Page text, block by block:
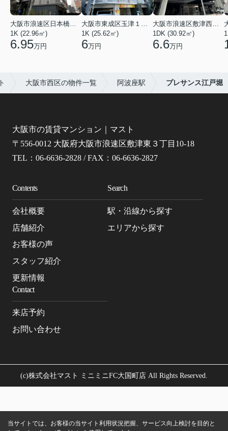
1K (22.96㎡)
6.95万円
1K (25.62㎡)
6万円
1DK (30.92㎡)
6.6万円
大阪市西区の物件一覧 阿波座駅 プレサンス江戸堀
大阪市の賃貸マンション｜マスト
〒556-0012 大阪府大阪市浪速区敷津東３丁目10-18
TEL：06-6636-2828 / FAX：06-6636-2827
Contents
会社概要
店舗紹介
お客様の声
スタッフ紹介
更新情報
Search
駅・沿線から探す
エリアから探す
Contact
来店予約
お問い合わせ
(c)株式会社マスト ミニミニFC大国町店 All Rights Reserved.
当サイトでは、お客様の当サイト利用状況把握、サービス向上検討を目的と